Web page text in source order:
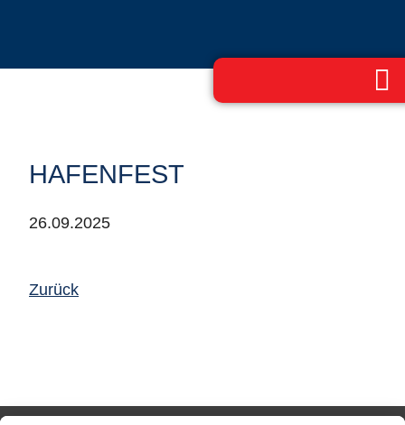
HAFENFEST
26.09.2025
Zurück